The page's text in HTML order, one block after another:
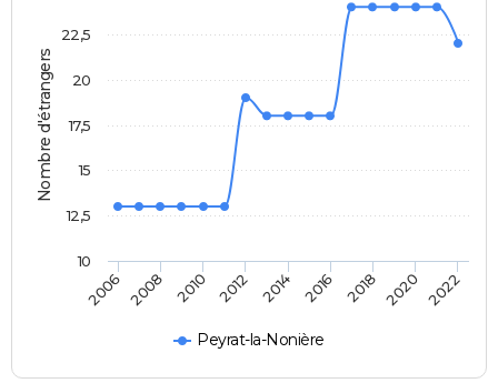
Nombre d'étrangers
Peyrat-la-Nonière
2006 2008 2010 2012 2014 2016 2018 2020 2022
10
12,5
15
17,5
20
22,5